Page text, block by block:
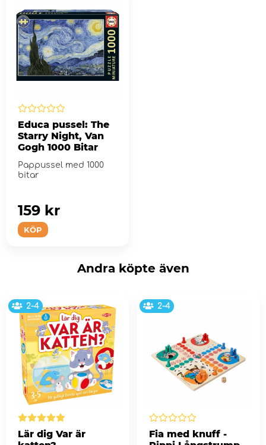
Educa pussel: The
Starry Night, Van
Gogh 1000 Bitar
Pappussel med 1000
bitar
KÖP
159 kr
Andra köpte även
2-4
Lär dig Var är
2-4
Fia med knuff -